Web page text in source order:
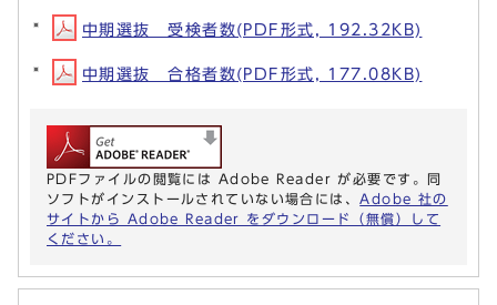
中期選抜 受検者数(PDF形式, 192.32KB)
中期選抜 合格者数(PDF形式, 177.08KB)
PDFファイルの閲覧には Adobe Reader が必要です。同
ソフトがインストールされていない場合には、 Adobe 社の
サイトから Adobe Reader をダウンロード（無償）して
ください。